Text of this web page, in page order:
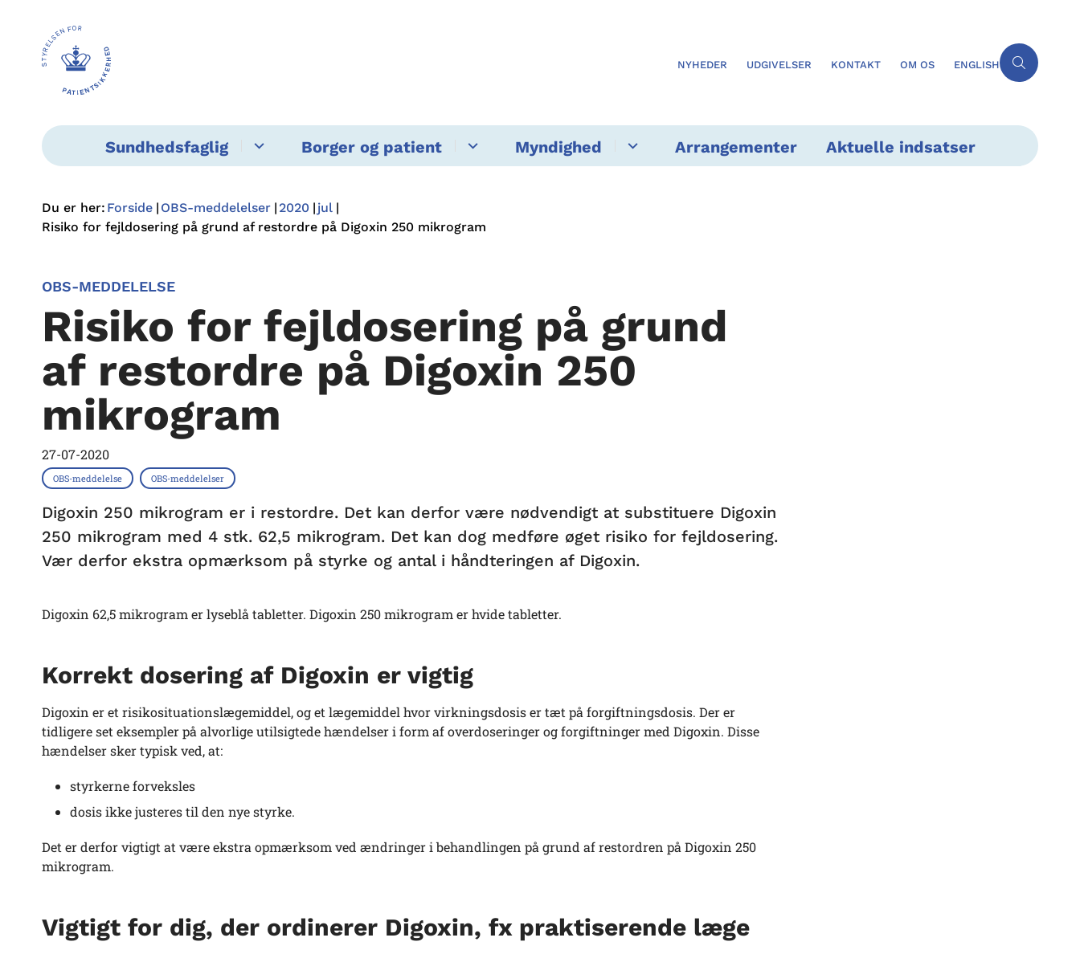
NYHEDER UDGIVELSER KONTAKT OM OS ENGLISH
Sundhedsfaglig Borger og patient Myndighed Arrangementer Aktuelle indsatser
Du er her: Forside OBS-meddelelser 2020
jul
Risiko for fejldosering på grund af restordre på Digoxin 250 mikrogram
OBS-MEDDELELSE
Risiko for fejldosering på grund
af restordre på Digoxin 250
mikrogram
27-07-2020
OBS-meddelelse OBS-meddelelser
Digoxin 250 mikrogram er i restordre. Det kan derfor være nødvendigt at substituere Digoxin
250 mikrogram med 4 stk. 62,5 mikrogram. Det kan dog medføre øget risiko for fejldosering.
Vær derfor ekstra opmærksom på styrke og antal i håndteringen af Digoxin.
Digoxin 62,5 mikrogram er lyseblå tabletter. Digoxin 250 mikrogram er hvide tabletter.
Korrekt dosering af Digoxin er vigtig
Digoxin er et risikosituationslægemiddel, og et lægemiddel hvor virkningsdosis er tæt på forgiftningsdosis. Der er
tidligere set eksempler på alvorlige utilsigtede hændelser i form af overdoseringer og forgiftninger med Digoxin. Disse
hændelser sker typisk ved, at:
styrkerne forveksles
dosis ikke justeres til den nye styrke.
Det er derfor vigtigt at være ekstra opmærksom ved ændringer i behandlingen på grund af restordren på Digoxin 250
mikrogram.
Vigtigt for dig, der ordinerer Digoxin, fx praktiserende læge